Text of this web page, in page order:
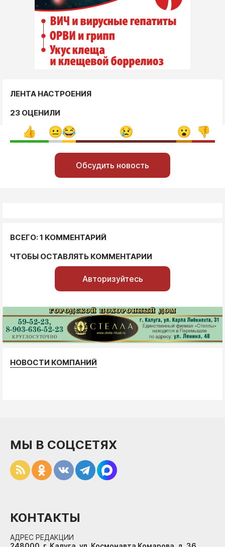
ЛЕНТА НАСТРОЕНИЯ
23 ОЦЕНИЛИ
Обсудить новость
ВСЕГО: 1 КОММЕНТАРИЙ
ЧТОБЫ ОСТАВЛЯТЬ КОММЕНТАРИИ
Авторизуйтесь
НОВОСТИ КОМПАНИЙ
МЫ В СОЦСЕТЯХ
КОНТАКТЫ
АДРЕС РЕДАКЦИИ